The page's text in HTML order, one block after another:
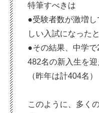
特筆すべきは
●受験者数が激増
しい入試になった
●その結果、中学
482名の新入生を迎
（昨年は計404名）
このように、多く